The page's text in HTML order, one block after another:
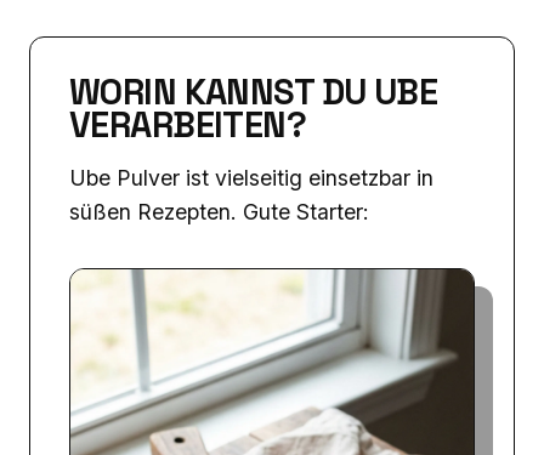
WORIN KANNST DU UBE
VERARBEITEN?
Ube Pulver ist vielseitig einsetzbar in
süßen Rezepten. Gute Starter: